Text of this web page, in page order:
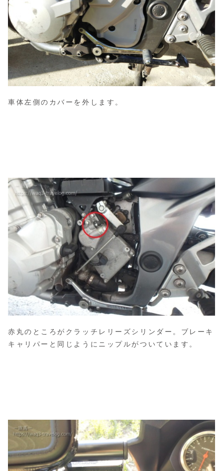
車体左側のカバーを外します。
赤丸のところがクラッチレリーズシリンダー。ブレーキ
キャリパーと同じようにニップルがついています。